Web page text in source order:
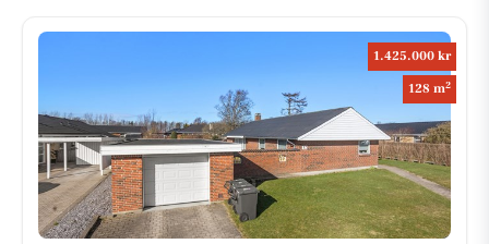
1.425.000 kr
128 m2